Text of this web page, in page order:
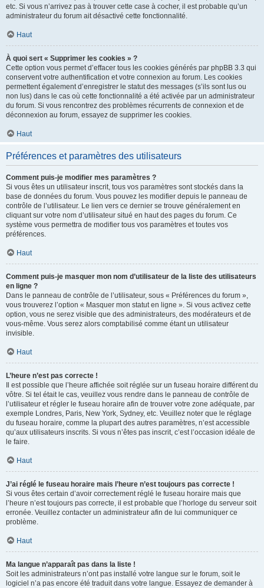
etc. Si vous n’arrivez pas à trouver cette case à cocher, il est probable qu’un
administrateur du forum ait désactivé cette fonctionnalité.
Haut
À quoi sert « Supprimer les cookies » ?
Cette option vous permet d’effacer tous les cookies générés par phpBB 3.3 qui
conservent votre authentification et votre connexion au forum. Les cookies
permettent également d’enregistrer le statut des messages (s’ils sont lus ou
non lus) dans le cas où cette fonctionnalité a été activée par un administrateur
du forum. Si vous rencontrez des problèmes récurrents de connexion et de
déconnexion au forum, essayez de supprimer les cookies.
Haut
Préférences et paramètres des utilisateurs
Comment puis-je modifier mes paramètres ?
Si vous êtes un utilisateur inscrit, tous vos paramètres sont stockés dans la
base de données du forum. Vous pouvez les modifier depuis le panneau de
contrôle de l’utilisateur. Le lien vers ce dernier se trouve généralement en
cliquant sur votre nom d’utilisateur situé en haut des pages du forum. Ce
système vous permettra de modifier tous vos paramètres et toutes vos
préférences.
Haut
Comment puis-je masquer mon nom d’utilisateur de la liste des utilisateurs
en ligne ?
Dans le panneau de contrôle de l’utilisateur, sous « Préférences du forum »,
vous trouverez l’option « Masquer mon statut en ligne ». Si vous activez cette
option, vous ne serez visible que des administrateurs, des modérateurs et de
vous-même. Vous serez alors comptabilisé comme étant un utilisateur
invisible.
Haut
L’heure n’est pas correcte !
Il est possible que l’heure affichée soit réglée sur un fuseau horaire différent du
vôtre. Si tel était le cas, veuillez vous rendre dans le panneau de contrôle de
l’utilisateur et régler le fuseau horaire afin de trouver votre zone adéquate, par
exemple Londres, Paris, New York, Sydney, etc. Veuillez noter que le réglage
du fuseau horaire, comme la plupart des autres paramètres, n’est accessible
qu’aux utilisateurs inscrits. Si vous n’êtes pas inscrit, c’est l’occasion idéale de
le faire.
Haut
J’ai réglé le fuseau horaire mais l’heure n’est toujours pas correcte !
Si vous êtes certain d’avoir correctement réglé le fuseau horaire mais que
l’heure n’est toujours pas correcte, il est probable que l’horloge du serveur soit
erronée. Veuillez contacter un administrateur afin de lui communiquer ce
problème.
Haut
Ma langue n’apparaît pas dans la liste !
Soit les administrateurs n’ont pas installé votre langue sur le forum, soit le
logiciel n’a pas encore été traduit dans votre langue. Essayez de demander à